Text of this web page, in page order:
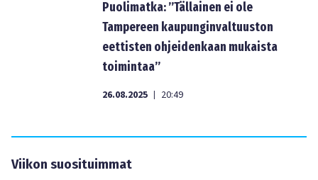
Puolimatka: ”Tällainen ei ole
Tampereen kaupunginvaltuuston
eettisten ohjeidenkaan mukaista
toimintaa”
26.08.2025 | 20:49
Viikon suosituimmat